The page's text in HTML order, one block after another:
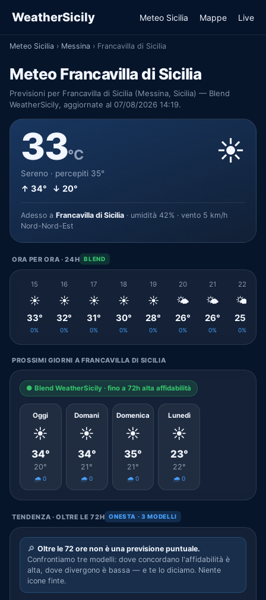
WeatherSicily Meteo Sicilia Mappe Live
Meteo Sicilia › Messina › Francavilla di Sicilia
Meteo Francavilla di Sicilia
Previsioni per Francavilla di Sicilia (Messina, Sicilia) — Blend
WeatherSicily, aggiornate al 07/08/2026 14:19.
33°C
Sereno · percepiti 35°
↑ 34° ↓ 20°
☀️
Adesso a Francavilla di Sicilia · umidità 42% · vento 5 km/h
Nord-Nord-Est
ORA PER ORA · 24H BLEND
15
☀️
33°
0%
16
☀️
32°
0%
17
☀️
31°
0%
18
☀️
30°
0%
19
☀️
28°
0%
20
🌤️
26°
0%
21
🌤️
26°
0%
22
🌤️
25°
0%
PROSSIMI GIORNI A FRANCAVILLA DI SICILIA
● Blend WeatherSicily · fino a 72h alta affidabilità
Oggi
☀️
34°
20°
🌧️ 0
Domani
☀️
34°
21°
🌧️ 0
Domenica
☀️
35°
21°
🌧️ 0
Lunedì
☀️
23°
22°
🌧️ 0
TENDENZA · OLTRE LE 72H ONESTA · 3 MODELLI
🔎 Oltre le 72 ore non è una previsione puntuale.
Confrontiamo tre modelli: dove concordano l'affidabilità è
alta, dove divergono è bassa — e te lo diciamo. Niente
icone finte.